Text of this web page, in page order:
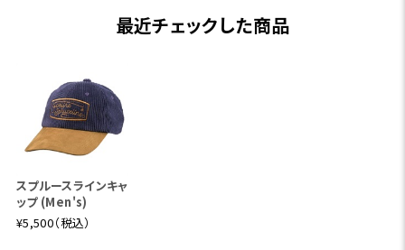
最近チェックした商品
スプルースラインキャ
ップ (Men's)
¥5,500（税込）